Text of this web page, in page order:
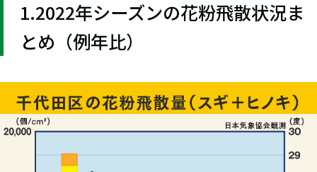
1.2022年シーズンの花粉飛散状況ま
とめ（例年比）